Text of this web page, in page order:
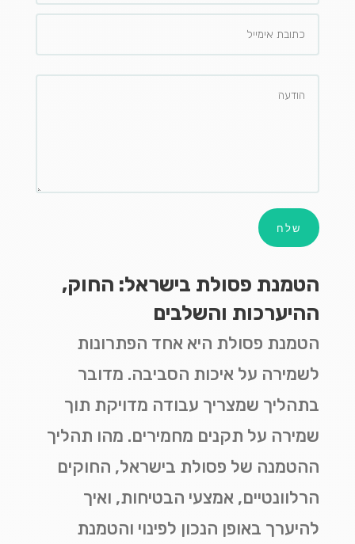
שלח
הטמנת פסולת בישראל: החוק,
ההיערכות והשלבים
הטמנת פסולת היא אחד הפתרונות
לשמירה על איכות הסביבה. מדובר
בתהליך שמצריך עבודה מדויקת תוך
שמירה על תקנים מחמירים. מהו תהליך
ההטמנה של פסולת בישראל, החוקים
הרלוונטיים, אמצעי הבטיחות, ואיך
להיערך באופן הנכון לפינוי והטמנת